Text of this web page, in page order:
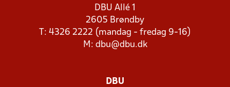
DBU Allé 1
2605 Brøndby
T: 4326 2222 (mandag - fredag 9-16)
M: dbu@dbu.dk
DBU